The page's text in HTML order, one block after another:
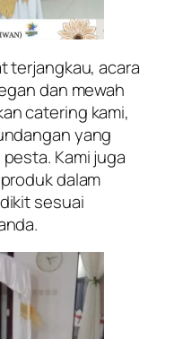
terjangkau, acara
dan mewah
catering kami,
yang
Kami juga
dalam
sesuai